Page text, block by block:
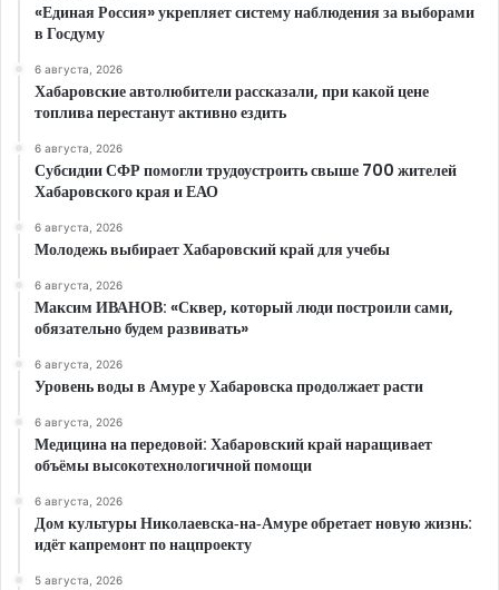
«Единая Россия» укрепляет систему наблюдения за выборами
в Госдуму
6 августа, 2026
Хабаровские автолюбители рассказали, при какой цене
топлива перестанут активно ездить
6 августа, 2026
Субсидии СФР помогли трудоустроить свыше 700 жителей
Хабаровского края и ЕАО
6 августа, 2026
Молодежь выбирает Хабаровский край для учебы
6 августа, 2026
Максим ИВАНОВ: «Сквер, который люди построили сами,
обязательно будем развивать»
6 августа, 2026
Уровень воды в Амуре у Хабаровска продолжает расти
6 августа, 2026
Медицина на передовой: Хабаровский край наращивает
объёмы высокотехнологичной помощи
6 августа, 2026
Дом культуры Николаевска‑на‑Амуре обретает новую жизнь:
идёт капремонт по нацпроекту
5 августа, 2026